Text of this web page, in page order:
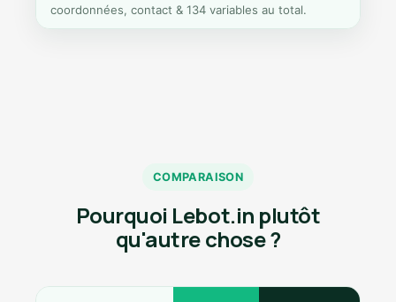
coordonnées, contact & 134 variables au total.
COMPARAISON
Pourquoi Lebot.in plutôt
qu'autre chose ?